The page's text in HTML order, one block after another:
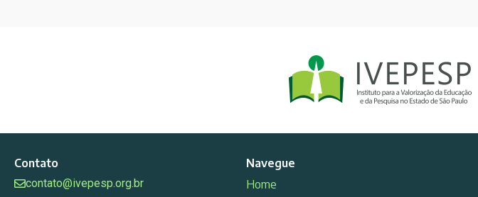
Contato
contato@ivepesp.org.br
Navegue
Home